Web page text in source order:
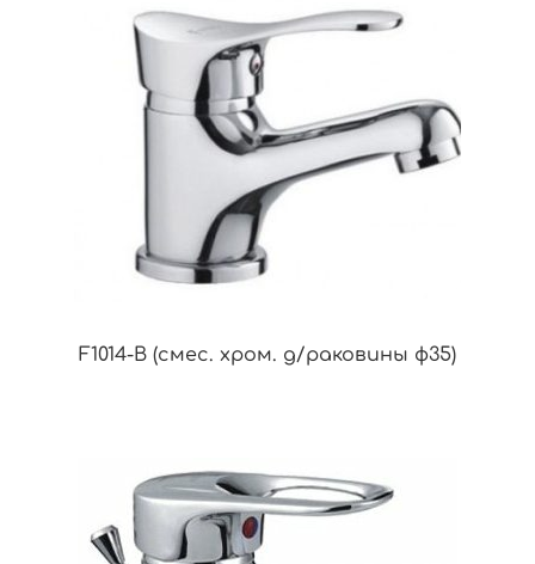
F1014-B (смес. хром. д/раковины ф35)